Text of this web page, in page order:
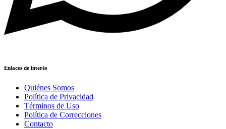
Enlaces de interés
Quiénes Somos
Política de Privacidad
Términos de Uso
Política de Correcciones
Contacto